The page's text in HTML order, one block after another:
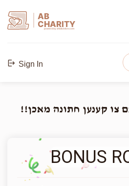
AB
CHARITY
powerd by ahblicklive.com
Sign In
צו קענען חתונה מאכן!!
BONUS